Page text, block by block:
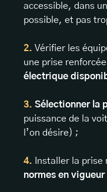
accessible, dans
possible, et pas
Vérifier les
une prise
électrique
Sélectionner la
puissance de la
l’on désire) ;
Installer la prise
normes en vigueur